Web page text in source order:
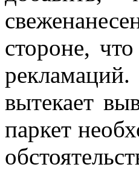
стороне,
вытекает
паркет